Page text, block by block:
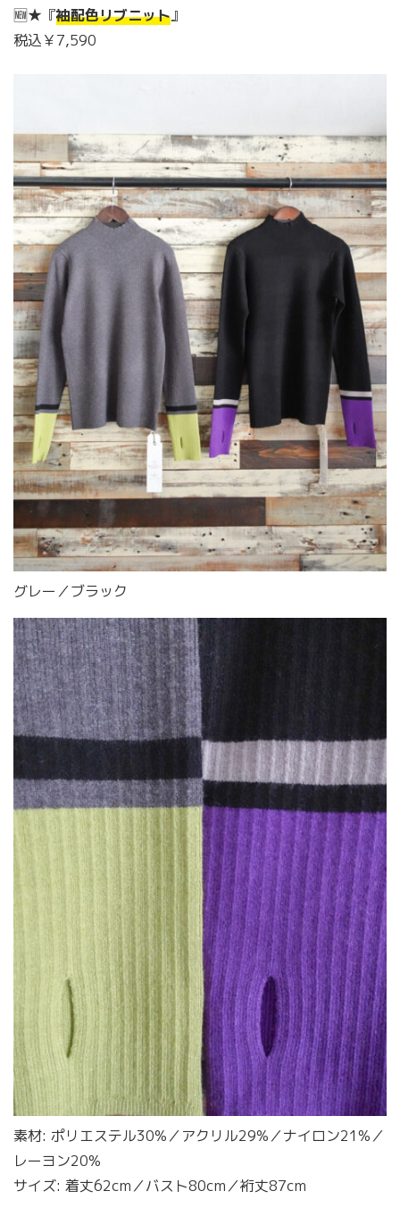
🆕★『袖配色リブニット』
税込￥7,590
グレー／ブラック
素材: ポリエステル30%／アクリル29%／ナイロン21%／
レーヨン20%
サイズ: 着丈62cm／バスト80cm／裄丈87cm